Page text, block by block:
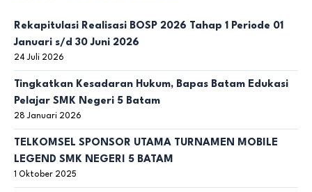
Rekapitulasi Realisasi BOSP 2026 Tahap 1 Periode 01
Januari s/d 30 Juni 2026
24 Juli 2026
Tingkatkan Kesadaran Hukum, Bapas Batam Edukasi
Pelajar SMK Negeri 5 Batam
28 Januari 2026
TELKOMSEL SPONSOR UTAMA TURNAMEN MOBILE
LEGEND SMK NEGERI 5 BATAM
1 Oktober 2025